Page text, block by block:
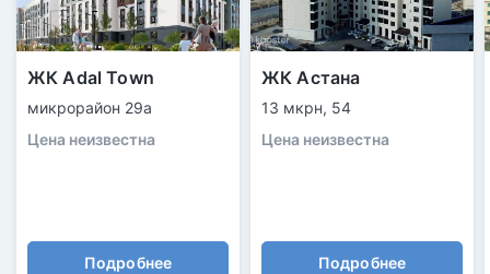
ЖК Adal Town
микрорайон 29а
Цена неизвестна
Подробнее
ЖК Астана
13 мкрн, 54
Цена неизвестна
Подробнее